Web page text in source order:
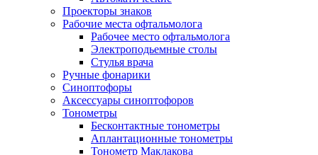
Проекторы знаков
Рабочие места офтальмолога
Рабочее место офтальмолога
Электроподьемные столы
Стулья врача
Ручные фонарики
Синоптофоры
Аксессуары синоптофоров
Тонометры
Бесконтактные тонометры
Аплантационные тонометры
Тонометр Маклакова